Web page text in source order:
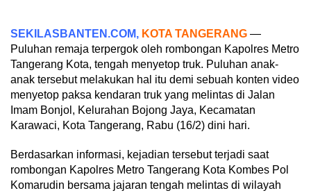
SEKILASBANTEN.COM, KOTA TANGERANG —
Puluhan remaja terpergok oleh rombongan Kapolres Metro
Tangerang Kota, tengah menyetop truk. Puluhan anak-
anak tersebut melakukan hal itu demi sebuah konten video
menyetop paksa kendaran truk yang melintas di Jalan
Imam Bonjol, Kelurahan Bojong Jaya, Kecamatan
Karawaci, Kota Tangerang, Rabu (16/2) dini hari.
Berdasarkan informasi, kejadian tersebut terjadi saat
rombongan Kapolres Metro Tangerang Kota Kombes Pol
Komarudin bersama jajaran tengah melintas di wilayah